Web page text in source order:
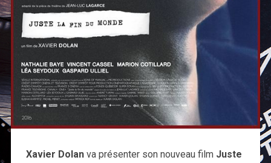
Xavier Dolanva présenter son nouveau film Juste